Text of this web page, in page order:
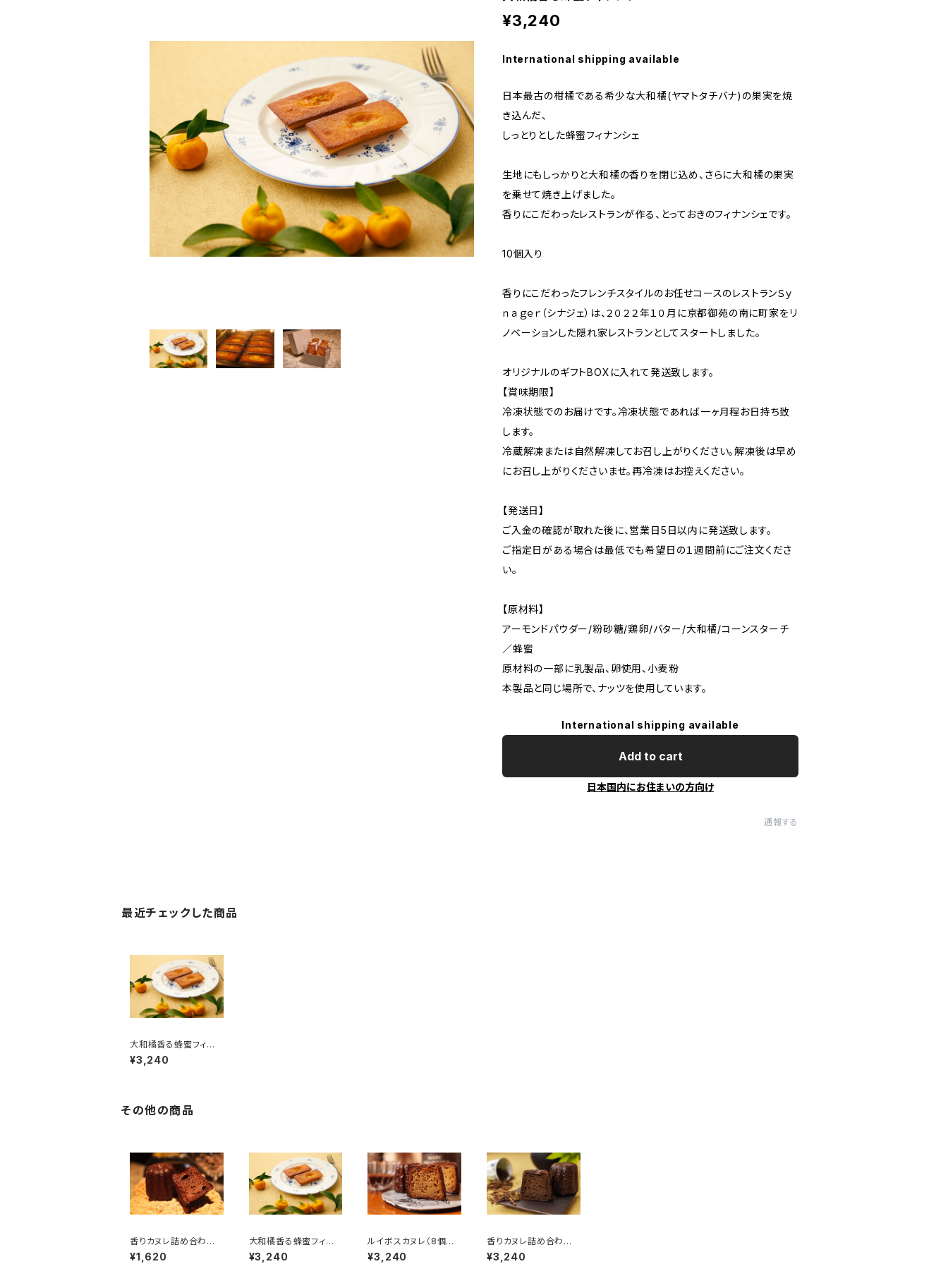
¥3,240
International shipping available
日本最古の柑橘である希少な大和橘(ヤマトタチバナ)の果実を焼
き込んだ、
しっとりとした蜂蜜フィナンシェ
生地にもしっかりと大和橘の香りを閉じ込め、さらに大和橘の果実
を乗せて焼き上げました。
香りにこだわったレストランが作る、とっておきのフィナンシェです。
10個入り
香りにこだわったフレンチスタイルのお任せコースのレストランＳｙ
ｎａｇｅｒ（シナジェ）は、２０２２年１０月に京都御苑の南に町家をリ
ノベーションした隠れ家レストランとしてスタートしました。
オリジナルのギフトBOXに入れて発送致します。
【賞味期限】
冷凍状態でのお届けです。冷凍状態であれば一ヶ月程お日持ち致
します。
冷蔵解凍または自然解凍してお召し上がりください。解凍後は早め
にお召し上がりくださいませ。再冷凍はお控えください。
【発送日】
ご入金の確認が取れた後に、営業日5日以内に発送致します。
ご指定日がある場合は最低でも希望日の１週間前にご注文くださ
い。
【原材料】
アーモンドパウダー/粉砂糖/鶏卵/バター/大和橘/コーンスターチ
／蜂蜜
原材料の一部に乳製品、卵使用、小麦粉
本製品と同じ場所で、ナッツを使用しています。
International shipping available
Add to cart
日本国内にお住まいの方向け
通報する
最近チェックした商品
大和橘香る蜂蜜フィナ
ンシェ
¥3,240
その他の商品
香りカヌレ詰め合わせ
ギフトBOX（４個入り）
¥1,620
大和橘香る蜂蜜フィナ
ンシェ
¥3,240
ルイボスカヌレ（8個入
り）
¥3,240
香りカヌレ詰め合わせ
ギフトBOX（8個入り）
¥3,240